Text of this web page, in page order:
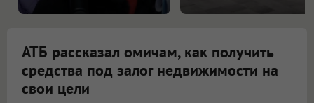
АТБ рассказал омичам, как получить
средства под залог недвижимости на
свои цели